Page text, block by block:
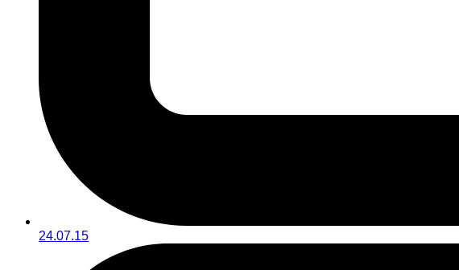
24.07.15